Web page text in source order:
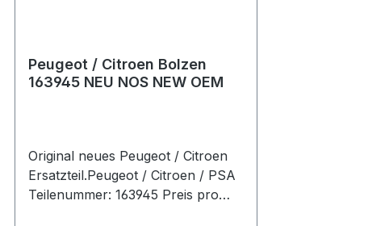
Peugeot / Citroen Bolzen
163945 NEU NOS NEW OEM
Original neues Peugeot / Citroen
Ersatzteil.Peugeot / Citroen / PSA
Teilenummer: 163945 Preis pro